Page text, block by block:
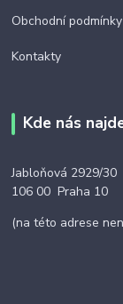
Obchodní podmínky
Kontakty
Kde nás
Jabloňová 2929/30
106 00 Praha 10
(na této adrese